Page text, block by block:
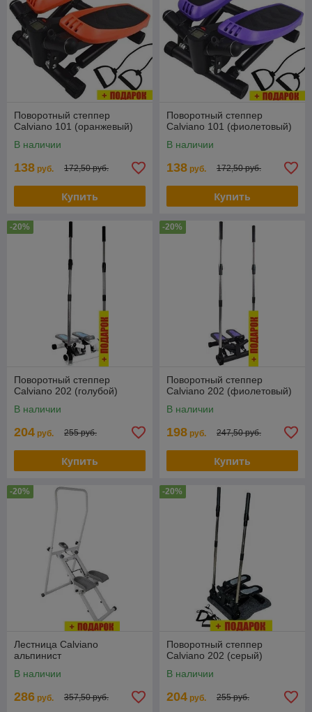
Поворотный степпер
Calviano 101 (оранжевый)
В наличии
138 руб. 172,50 руб.
Купить
Поворотный степпер
Calviano 101 (фиолетовый)
В наличии
138 руб. 172,50 руб.
Купить
-20%
Поворотный степпер
Calviano 202 (голубой)
В наличии
204 руб. 255 руб.
Купить
-20%
Поворотный степпер
Calviano 202 (фиолетовый)
В наличии
198 руб. 247,50 руб.
Купить
-20%
Лестница Calviano
альпинист
В наличии
286 руб. 357,50 руб.
-20%
Поворотный степпер
Calviano 202 (серый)
В наличии
204 руб. 255 руб.